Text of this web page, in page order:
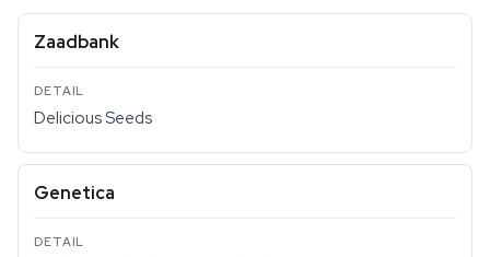
Zaadbank
Delicious Seeds
Genetica